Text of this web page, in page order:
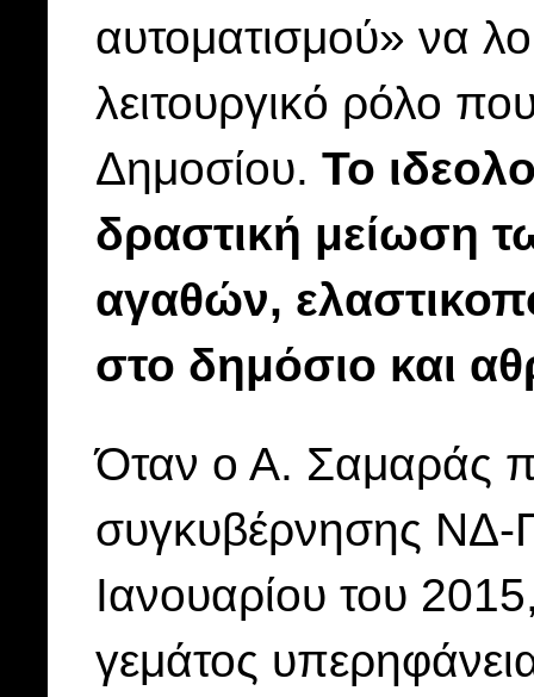
αυτοματισμού» να
λειτουργικό ρόλο
Δημοσίου. Το
δραστική μείωση
αγαθών,
στο δημόσιο και
Όταν ο Α. Σαμαράς
συγκυβέρνησης ΝΔ-
Ιανουαρίου του
γεμάτος